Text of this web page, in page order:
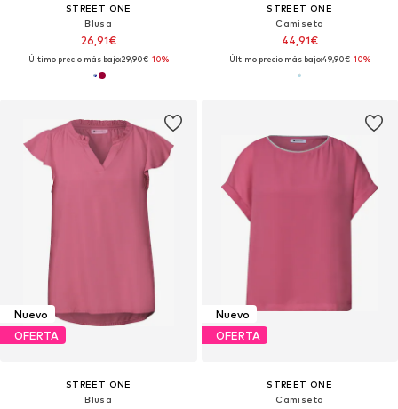
STREET ONE
Blusa
26,91€
Último precio más bajo:29,90€-10%
STREET ONE
Camiseta
44,91€
Último precio más bajo:49,90€-10%
Nuevo
OFERTA
STREET ONE
Blusa
Nuevo
OFERTA
STREET ONE
Camiseta